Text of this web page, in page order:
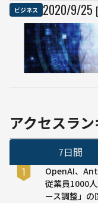
ビジネス 2020/9/25
アクセスラ
7日間
OpenAI、
従業員1000
ース調整」